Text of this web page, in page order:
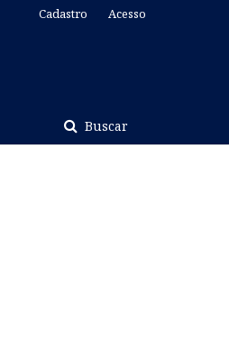
Buscar
Cadastro Acesso